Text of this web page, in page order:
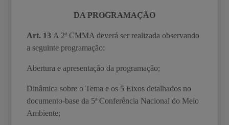
DA PROGRAMAÇÃO
Art. 13 A 2ªCMMA deverá ser realizada observando
a seguinte programação:
Abertura e apresentação da programação;
Dinâmica sobre o Tema e os 5 Eixos detalhados no
documento-base da 5ª Conferência Nacional do Meio
Ambiente;